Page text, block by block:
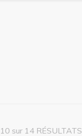
sur 14 RÉSULTATS